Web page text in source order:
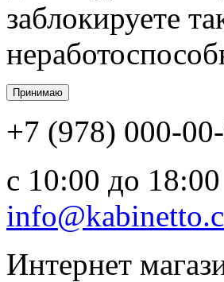
заблокируете
+7 (978) 000-
c 10:00 до 18:00
Интернет